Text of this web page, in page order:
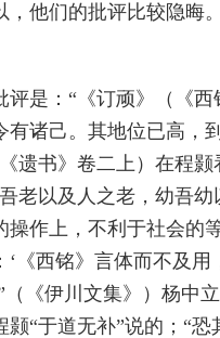
，他们的批评比较隐晦。
评是：“《订顽》（《
有诸己。其地位已高，
遗书》卷二上）在程
老以及人之老，幼吾
操作上，不利于社会的
‘《西铭》言体而不及
（《伊川文集》）杨中
颢“于道无补”说的；“